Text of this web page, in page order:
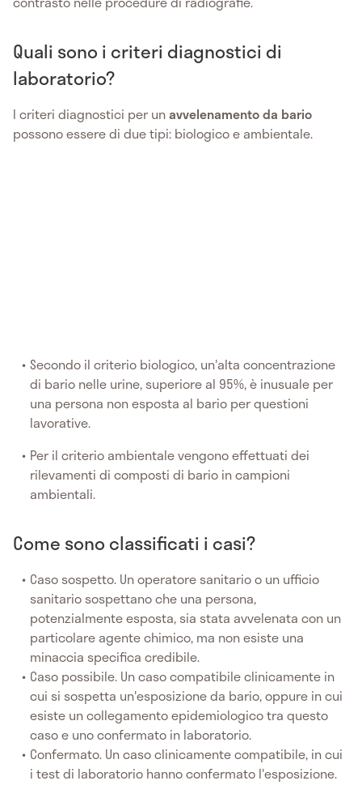
Quali sono i criteri diagnostici di
laboratorio?
I criteri diagnostici per unavvelenamento da bario
possono essere di due tipi: biologico e ambientale.
Secondo il criterio biologico, un'alta concentrazione
di bario nelle urine, superiore al 95%, è inusuale per
una persona non esposta al bario per questioni
lavorative.
Per il criterio ambientale vengono effettuati dei
rilevamenti di composti di bario in campioni
ambientali.
Come sono classificati i casi?
Caso sospetto. Un operatore sanitario o un ufficio
sanitario sospettano che una persona,
potenzialmente esposta, sia stata avvelenata con un
particolare agente chimico, ma non esiste una
minaccia specifica credibile.
Caso possibile. Un caso compatibile clinicamente in
cui si sospetta un'esposizione da bario, oppure in cui
esiste un collegamento epidemiologico tra questo
caso e uno confermato in laboratorio.
Confermato. Un caso clinicamente compatibile, in cui
i test di laboratorio hanno confermato l'esposizione.